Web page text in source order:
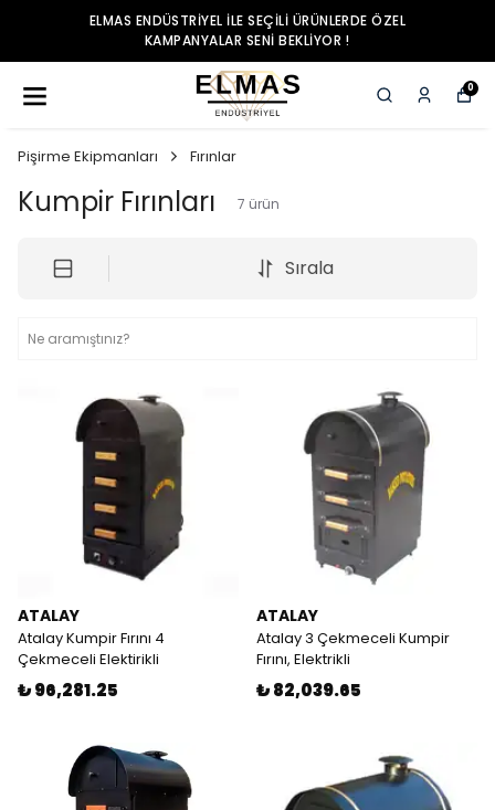
ELMAS ENDÜSTRIYEL ILE SEÇILI ÜRÜNLERDE ÖZEL
KAMPANYALAR SENI BEKLIYOR !
0
Pişirme Ekipmanları Fırınlar
Kumpir Fırınları 7 ürün
Sırala
ATALAY
Atalay Kumpir Fırını 4
Çekmeceli Elektirikli
₺ 96,281.25
ATALAY
Atalay 3 Çekmeceli Kumpir
Fırını, Elektrikli
₺ 82,039.65